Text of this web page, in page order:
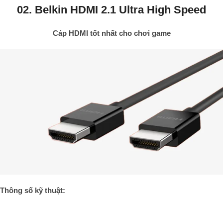
02. Belkin HDMI 2.1 Ultra High Speed
Cáp HDMI tốt nhất cho chơi game
Thông số kỹ thuật: